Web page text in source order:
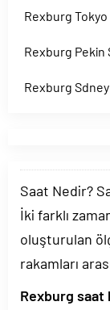
Rexburg Tokyo
Rexburg Pekin
Rexburg Sdney
Saat Nedir?
İki farklı
oluşturulan
rakamları
Rexburg saat